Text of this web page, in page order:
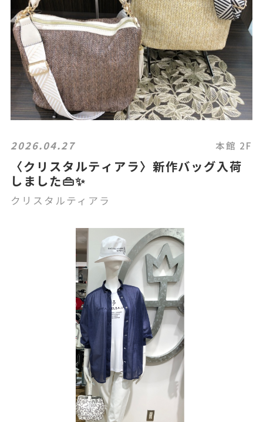
2026.04.27 本館 2F
〈クリスタルティアラ〉新作バッグ入荷
しました👜✨
クリスタルティアラ